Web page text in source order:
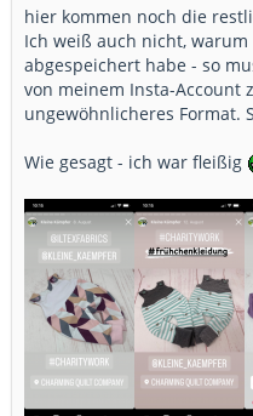
hier kommen noch die
Ich weiß auch nicht,
abgespeichert habe - so
von meinem Insta-Account
ungewöhnlicheres Format.
Wie gesagt - ich war fleißig